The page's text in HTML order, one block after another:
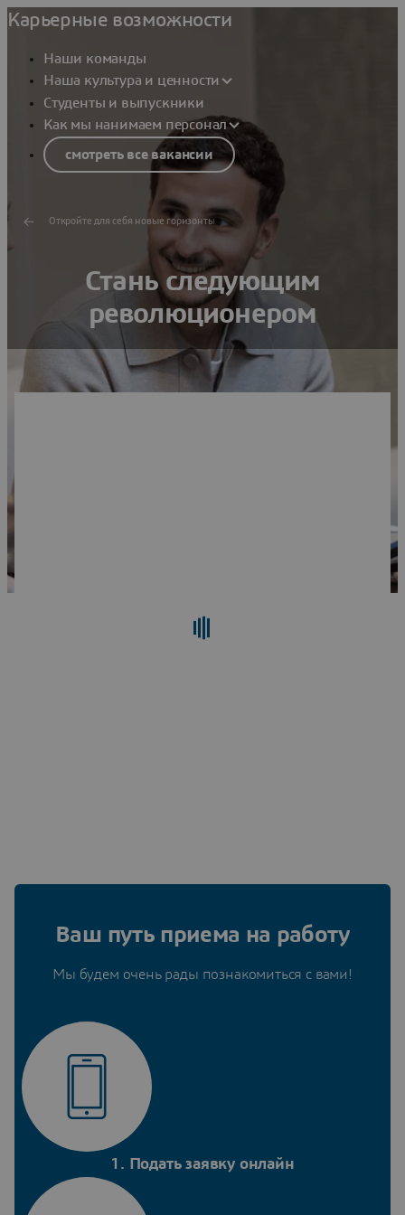
Карьерные возможности
Наши команды
Наша культура и ценности
Студенты и выпускники
Как мы нанимаем персонал
смотреть все вакансии
Откройте для себя новые горизонты
Стань следующим
революционером
Ваш путь приема на работу
Мы будем очень рады познакомиться с вами!
1. Подать заявку онлайн